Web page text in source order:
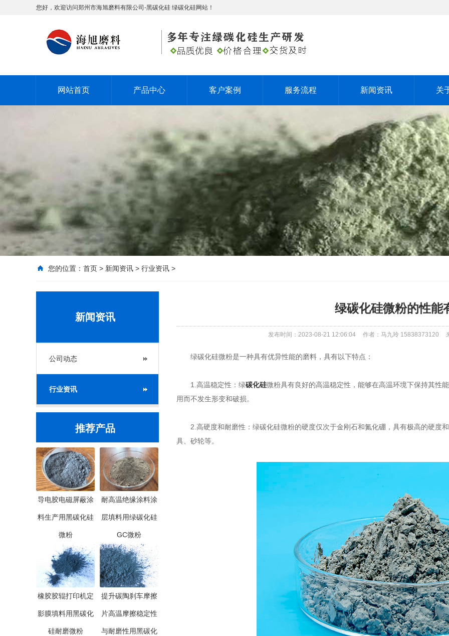
您好，欢迎访问郑州市海旭磨料有限公司-黑碳化硅 绿碳化硅网站！
网站首页 产品中心 客户案例 服务流程 新闻资讯 关
您的位置： 首页 > 新闻资讯 > 行业资讯 >
新闻资讯
公司动态
行业资讯
推荐产品
导电胶电磁屏蔽涂
料生产用黑碳化硅
微粉
耐高温绝缘涂料涂
层填料用绿碳化硅
GC微粉
橡胶胶辊打印机定
影膜填料用黑碳化
硅耐磨微粉
提升碳陶刹车摩擦
片高温摩擦稳定性
与耐磨性用黑碳化
绿碳化硅微粉的性能
发布时间：2023-08-21 12:06:04 作者：马九玲 15838373120
绿碳化硅微粉是一种具有优异性能的磨料，具有以下特点：
1.高温稳定性：绿碳化硅微粉具有良好的高温稳定性，能够在高温环境下保持其性
用而不发生形变和破损。
2.高硬度和耐磨性：绿碳化硅微粉的硬度仅次于金刚石和氮化硼，具有极高的硬度
具、砂轮等。